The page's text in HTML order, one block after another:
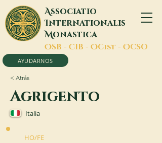
Associatio
Internationalis
Monastica
OSB - CIB - OCist - OCSO
AYUDARNOS
< Atrás
Agrigento
Italia
HO/FE